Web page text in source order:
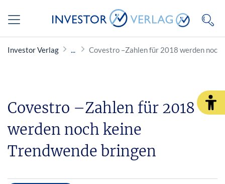
Investor Verlag Covestro –Zahlen für 2018 werden noch
Covestro –Zahlen für 2018
werden noch keine
Trendwende bringen